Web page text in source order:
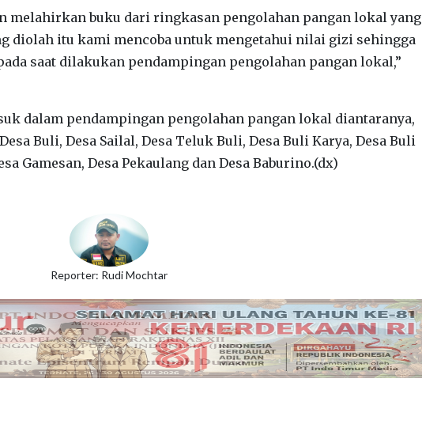
melahirkan buku dari ringkasan pengolahan pangan lokal yang
diolah itu kami mencoba untuk mengetahui nilai gizi sehingga
saat dilakukan pendampingan pengolahan pangan lokal,”
dalam pendampingan pengolahan pangan lokal diantaranya,
Buli, Desa Sailal, Desa Teluk Buli, Desa Buli Karya, Desa Buli
Gamesan, Desa Pekaulang dan Desa Baburino.(dx)
Reporter: Rudi Mochtar